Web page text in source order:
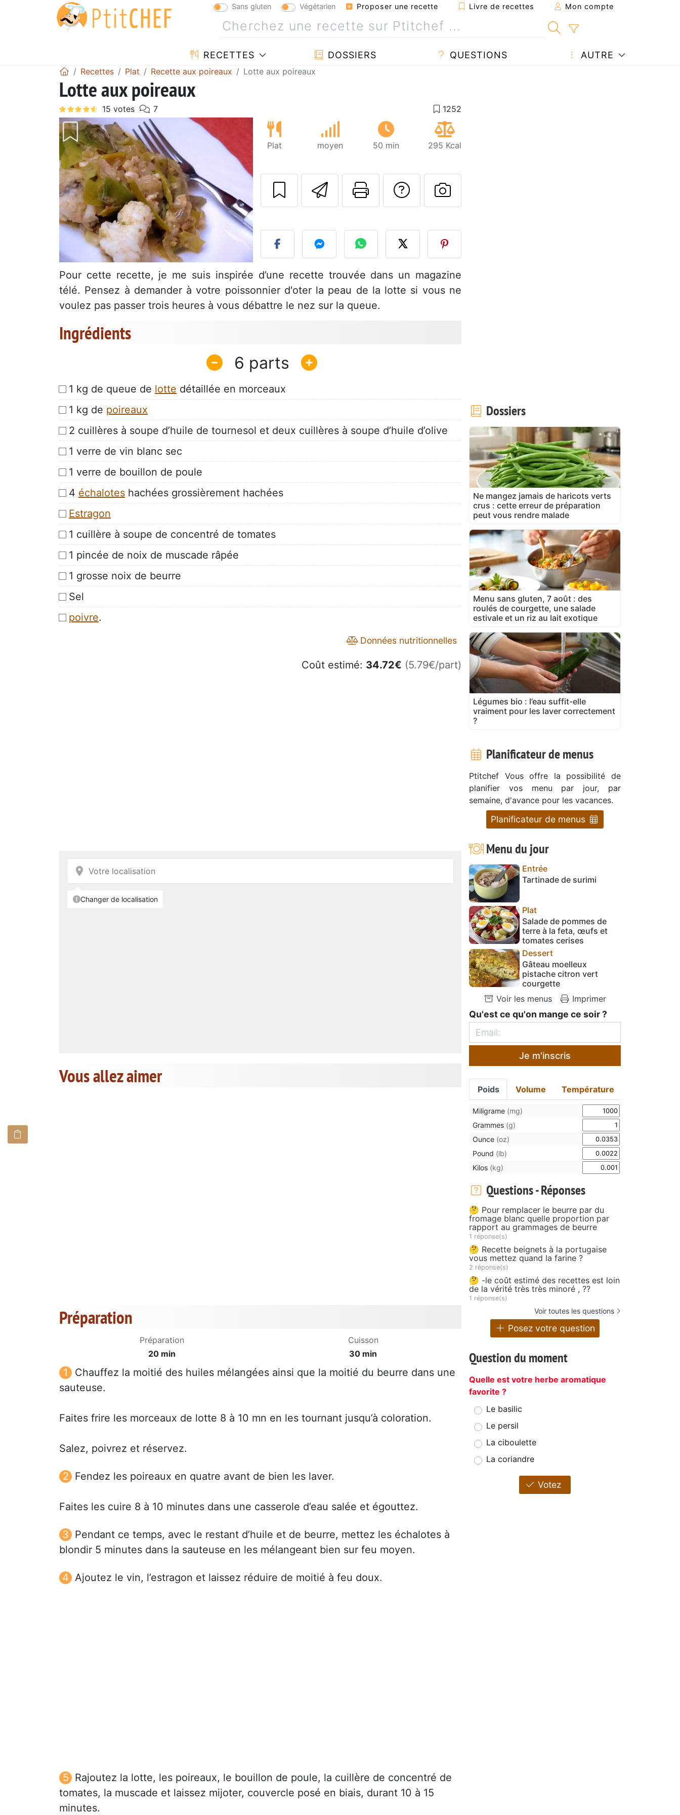
Sans gluten Végétarien Proposer une recette Livre de recettes Mon compte
RECETTES DOSSIERS QUESTIONS AUTRE
Recettes Plat Recette aux poireaux Lotte aux poireaux
Lotte aux poireaux
Plat moyen 50 min 295 Kcal
Envoyer cette recette à un ami
Imprimer cette page
Poser une question à l'auteur
Publier votre photo de cette
Pour cette recette, je me suis inspirée d’une recette trouvée dans un magazine
télé. Pensez à demander à votre poissonnier d'oter la peau de la lotte si vous ne
voulez pas passer trois heures à vous débattre le nez sur la queue.
Ingrédients
6
1 kg de queue de lotte détaillée en morceaux
1 kg de poireaux
2 cuillères à soupe d’huile de tournesol et deux cuillères à soupe d’huile d’olive
1 verre de vin blanc sec
1 verre de bouillon de poule
4 échalotes hachées grossièrement hachées
Estragon
1 cuillère à soupe de concentré de tomates
1 pincée de noix de muscade râpée
1 grosse noix de beurre
Sel
poivre.
Données nutritionnelles
Coût estimé: 34.72€ (5.79€/part)
Vous allez aimer
Préparation
Préparation
20 min
Cuisson
30 min
Chauffez la moitié des huiles mélangées ainsi que la moitié du beurre dans une
sauteuse.
Faites frire les morceaux de lotte 8 à 10 mn en les tournant jusqu’à coloration.
Salez, poivrez et réservez.
Fendez les poireaux en quatre avant de bien les laver.
Faites les cuire 8 à 10 minutes dans une casserole d’eau salée et égouttez.
Pendant ce temps, avec le restant d’huile et de beurre, mettez les échalotes à
blondir 5 minutes dans la sauteuse en les mélangeant bien sur feu moyen.
Ajoutez le vin, l’estragon et laissez réduire de moitié à feu doux.
Rajoutez la lotte, les poireaux, le bouillon de poule, la cuillère de concentré de
tomates, la muscade et laissez mijoter, couvercle posé en biais, durant 10 à 15
minutes.
Dossiers
Ne mangez jamais de haricots verts
crus : cette erreur de préparation
peut vous rendre malade
Menu sans gluten, 7 août : des
roulés de courgette, une salade
estivale et un riz au lait exotique
Légumes bio : l’eau suffit-elle
vraiment pour les laver correctement
?
Planificateur de menus
Ptitchef Vous offre la possibilité de
planifier vos menu par jour, par
semaine, d'avance pour les vacances.
Planificateur de menus
Menu du jour
Entrée
Tartinade de surimi
Plat
Salade de pommes de
terre à la feta, œufs et
tomates cerises
Dessert
Gâteau moelleux
pistache citron vert
courgette
Voir les menus
Imprimer
Qu'est ce qu'on mange ce soir ?
Je m'inscris
Poids Volume Température
Miligrame (mg)
Grammes (g)
Ounce (oz)
Pound (lb)
Kilos (kg)
Questions - Réponses
🤔 Pour remplacer le beurre par du
fromage blanc quelle proportion par
rapport au grammages de beurre
1 réponse(s)
🤔 Recette beignets à la portugaise
vous mettez quand la farine ?
2 réponse(s)
🤔 -le coût estimé des recettes est loin
de la vérité très très minoré , ??
1 réponse(s)
Voir toutes les questions
Posez votre question
Question du moment
Quelle est votre herbe aromatique
favorite ?
Le basilic
Le persil
La ciboulette
La coriandre
Votez